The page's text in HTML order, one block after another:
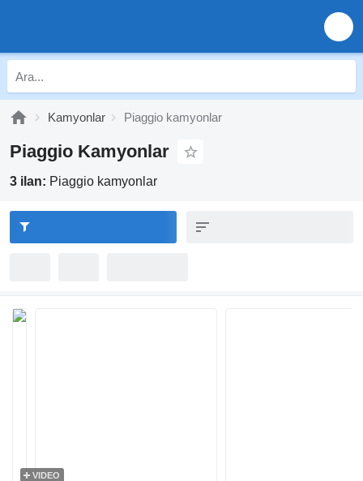
Kamyonlar Piaggio kamyonlar
Piaggio Kamyonlar
3 ilan: Piaggio kamyonlar
VIDEO